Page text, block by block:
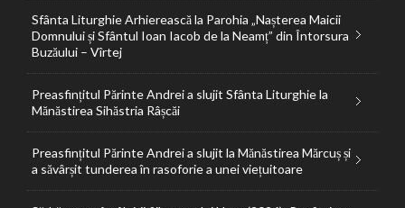
Sfânta Liturghie Arhierească la Parohia „Nașterea Maicii
Domnului și Sfântul Ioan Iacob de la Neamț” din Întorsura
Buzăului – Vîrtej
Preasfințitul Părinte Andrei a slujit Sfânta Liturghie la
Mănăstirea Sihăstria Râșcăi
Preasfințitul Părinte Andrei a slujit la Mănăstirea Mărcuș și
a săvârșit tunderea în rasoforie a unei viețuitoare